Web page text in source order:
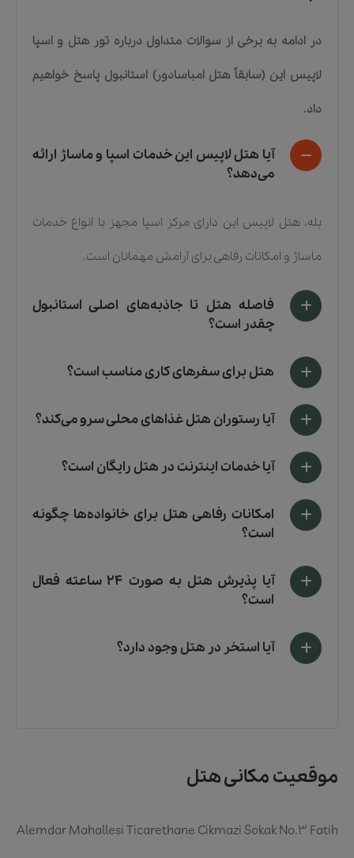
در ادامه به برخی از سوالات متداول درباره تور هتل و اسپا
لاپیس این (سابقاً هتل امباسادور) استانبولپاسخ خواهیم
داد.
آیا هتل لاپیس این خدمات اسپا و ماساژ ارائه
می‌دهد؟
بله، هتل لاپیس این دارای مرکز اسپا مجهز با انواع خدمات
ماساژ و امکانات رفاهی برای آرامش مهمانان است.
فاصله هتل تا جاذبه‌های اصلی استانبول
چقدر است؟
هتل برای سفرهای کاری مناسب است؟
آیا رستوران هتل غذاهای محلی سرو می‌کند؟
آیا خدمات اینترنت در هتل رایگان است؟
امکانات رفاهی هتل برای خانواده‌ها چگونه
است؟
آیا پذیرش هتل به صورت 24 ساعته فعال
است؟
آیا استخر در هتل وجود دارد؟
موقعیت مکانی هتل
Alemdar Mahallesi Ticarethane Cikmazi Sokak No.3 Fatih